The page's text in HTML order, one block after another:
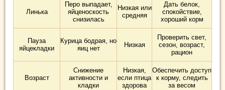
Линька
Перо выпадает,
яйценоскость
снизилась
Низкая или
средняя
Дать белок,
спокойствие,
хороший корм
Пауза
яйцекладки
Курица бодрая, но
яиц нет
Низкая
Проверить свет,
сезон, возраст,
рацион
Возраст
Снижение
активности и
кладки
Низкая,
если птица
здорова
Обеспечить доступ
к корму, следить
за весом